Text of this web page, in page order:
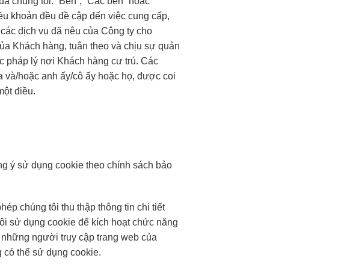
khoản đều đề cập đến việc cung cấp,
dịch vụ đã nêu của Công ty cho
Khách hàng, tuân theo và chịu sự quản
pháp lý nơi Khách hàng cư trú. Các
và/hoặc anh ấy/cô ấy hoặc họ, được coi
điều.
ý sử dụng cookie theo chính sách bảo
chúng tôi thu thập thông tin chi tiết
sử dụng cookie để kích hoạt chức năng
người truy cập trang web của
có thể sử dụng cookie.